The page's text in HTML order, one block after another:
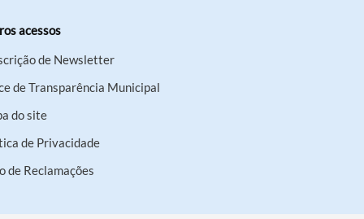
acessos
de Newsletter
de Transparência Municipal
do site
de Privacidade
de Reclamações